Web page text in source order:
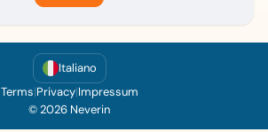
Italiano
Terms|Privacy|Impressum
© 2026 Neverin